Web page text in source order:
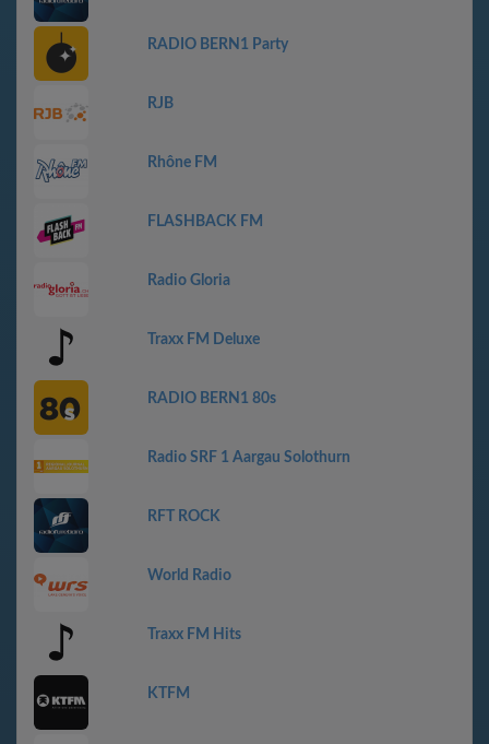
RADIO BERN1 Party
RJB
Rhône FM
FLASHBACK FM
Radio Gloria
Traxx FM Deluxe
RADIO BERN1 80s
Radio SRF 1 Aargau Solothurn
RFT ROCK
World Radio
Traxx FM Hits
KTFM